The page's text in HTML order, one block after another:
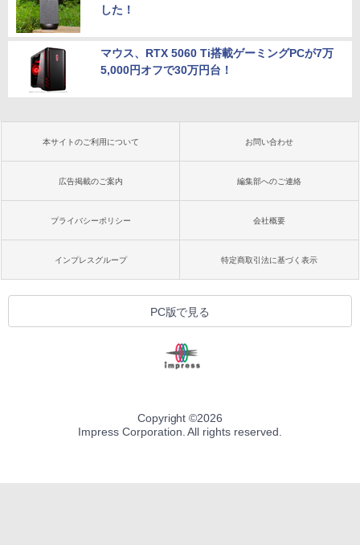
した！
マウス、RTX 5060 Ti搭載ゲーミングPCが7万
5,000円オフで30万円台！
本サイトのご利用について お問い合わせ
広告掲載のご案内 編集部へのご連絡
プライバシーポリシー 会社概要
インプレスグループ 特定商取引法に基づく表示
PC版で見る
Copyright ©2026
Impress Corporation. All rights reserved.